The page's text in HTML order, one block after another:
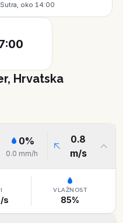
Sutra, oko 14:00
Hrvatska
0%
0.0 mm/h
0.8
m/s
s
VLAŽNOST
85%